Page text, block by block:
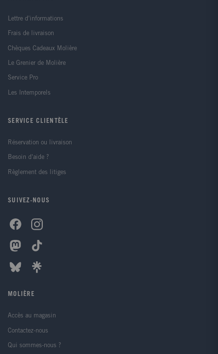
Lettre d'informations
Frais de livraison
Chèques Cadeaux Molière
Le Grenier de Molière
Service Pro
Les Intemporels
SERVICE CLIENTÈLE
Réservation ou livraison
Besoin d'aide ?
Règlement des litiges
SUIVEZ-NOUS
MOLIÈRE
Accès au magasin
Contactez-nous
Qui sommes-nous ?